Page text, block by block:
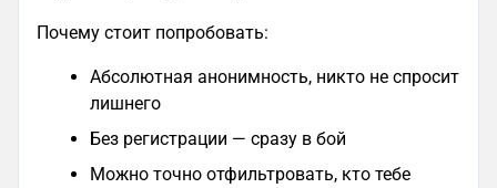
Почему стоит попробовать:
Абсолютная анонимность, никто не спросит
лишнего
Без регистрации — сразу в бой
Можно точно отфильтровать, кто тебе